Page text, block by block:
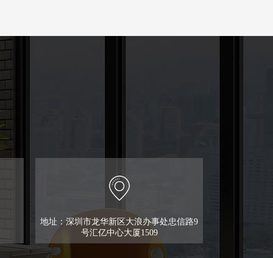
地址：深圳市龙华新区大浪办事处忠信路9
号汇亿中心大厦1509